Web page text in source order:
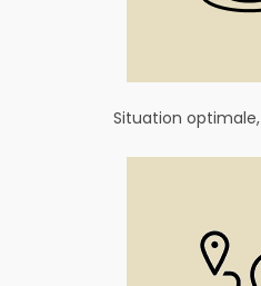
Situation optimale,